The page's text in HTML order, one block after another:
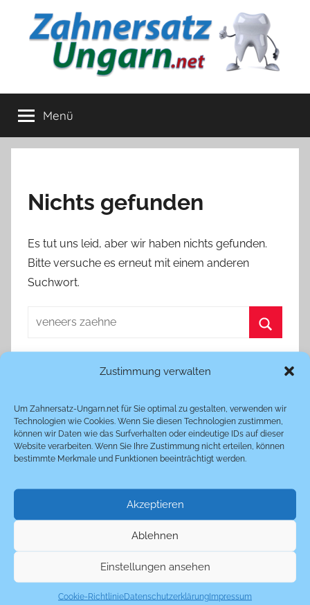
Zustimmung verwalten
Um Zahnersatz-Ungarn.net für Sie optimal zu gestalten, verwenden wir
Technologien wie Cookies. Wenn Sie diesen Technologien zustimmen,
können wir Daten wie das Surfverhalten oder eindeutige IDs auf dieser
Website verarbeiten. Wenn Sie Ihre Zustimmung nicht erteilen, können
bestimmte Merkmale und Funktionen beeinträchtigt werden.
Akzeptieren
Ablehnen
Einstellungen ansehen
Cookie-RichtlinieDatenschutzerklärungImpressum
Zahnersatz
Ungarn
Lachen
zum
Sparpreis
Menü
Nichts gefunden
Es tut uns leid, aber wir haben nichts gefunden.
Bitte versuche es erneut mit einem anderen
Suchwort.
richtigen Zahnarzt in Ungarn
Sie erreichen unsgebührenfrei undrund um die
Uhr(auch Samstags und Sonntags)
0800-188 188 247
Oder:+49 (0)89-2108 3160 84